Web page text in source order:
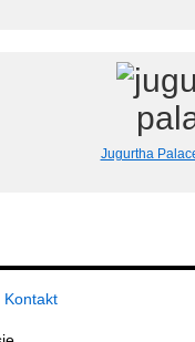
Jugurtha
Kontakt